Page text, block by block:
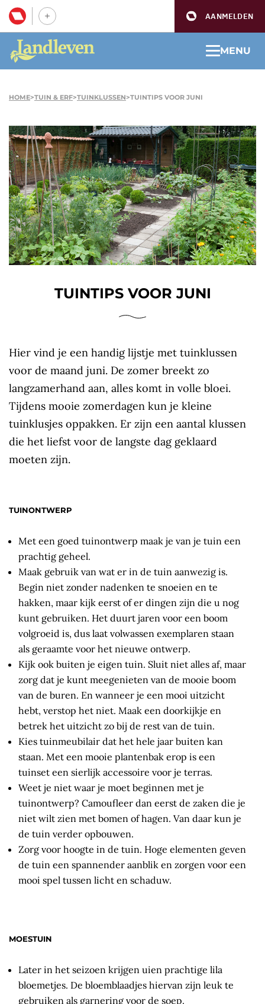
AANMELDEN
MENU
HOME>TUIN & ERF>TUINKLUSSEN>TUINTIPS VOOR JUNI
TUINTIPS VOOR JUNI
Hier vind je een handig lijstje met tuinklussen
voor de maand juni. De zomer breekt zo
langzamerhand aan, alles komt in volle bloei.
Tijdens mooie zomerdagen kun je kleine
tuinklusjes oppakken. Er zijn een aantal klussen
die het liefst voor de langste dag geklaard
moeten zijn.
TUINONTWERP
Met een goed tuinontwerp maak je van je tuin een
prachtig geheel.
Maak gebruik van wat er in de tuin aanwezig is.
Begin niet zonder nadenken te snoeien en te
hakken, maar kijk eerst of er dingen zijn die u nog
kunt gebruiken. Het duurt jaren voor een boom
volgroeid is, dus laat volwassen exemplaren staan
als geraamte voor het nieuwe ontwerp.
Kijk ook buiten je eigen tuin. Sluit niet alles af, maar
zorg dat je kunt meegenieten van de mooie boom
van de buren. En wanneer je een mooi uitzicht
hebt, verstop het niet. Maak een doorkijkje en
betrek het uitzicht zo bij de rest van de tuin.
Kies tuinmeubilair dat het hele jaar buiten kan
staan. Met een mooie plantenbak erop is een
tuinset een sierlijk accessoire voor je terras.
Weet je niet waar je moet beginnen met je
tuinontwerp? Camoufleer dan eerst de zaken die je
niet wilt zien met bomen of hagen. Van daar kun je
de tuin verder opbouwen.
Zorg voor hoogte in de tuin. Hoge elementen geven
de tuin een spannender aanblik en zorgen voor een
mooi spel tussen licht en schaduw.
MOESTUIN
Later in het seizoen krijgen uien prachtige lila
bloemetjes. De bloemblaadjes hiervan zijn leuk te
gebruiken als garnering voor de soep.